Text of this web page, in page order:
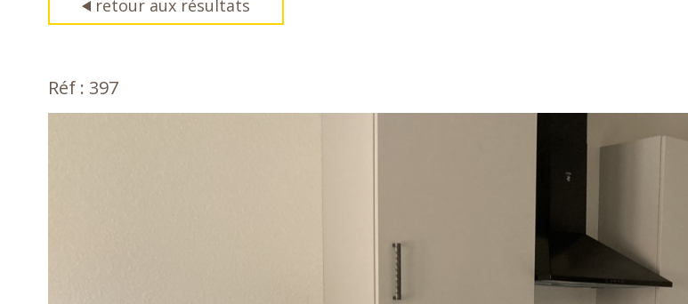
retour aux résultats
Réf : 397